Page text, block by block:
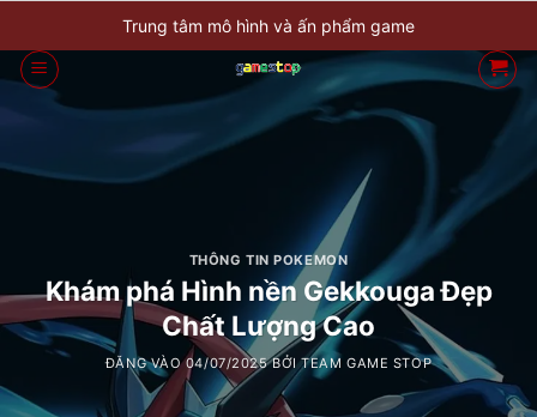
qua
nội
Trung tâm mô hình và ấn phẩm game
THÔNG TIN POKEMON
Khám phá Hình nền Gekkouga Đẹp
Chất Lượng Cao
ĐĂNG VÀO04/07/2025 BỞITEAM GAME STOP